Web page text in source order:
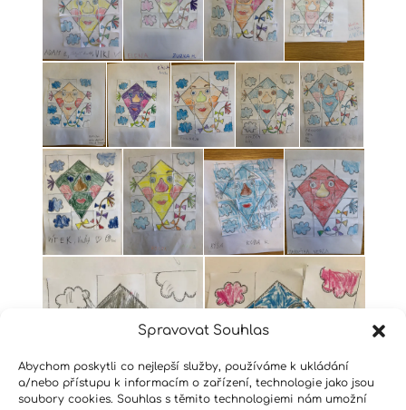
Spravovat Souhlas
Abychom poskytli co nejlepší služby, používáme k ukládání
a/nebo přístupu k informacím o zařízení, technologie jako jsou
soubory cookies. Souhlas s těmito technologiemi nám umožní